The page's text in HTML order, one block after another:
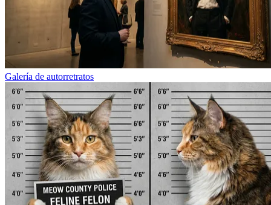
Galería de autorretratos